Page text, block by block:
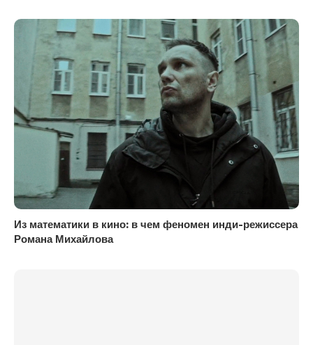
Из математики в кино: в чем феномен инди-режиссера
Романа Михайлова